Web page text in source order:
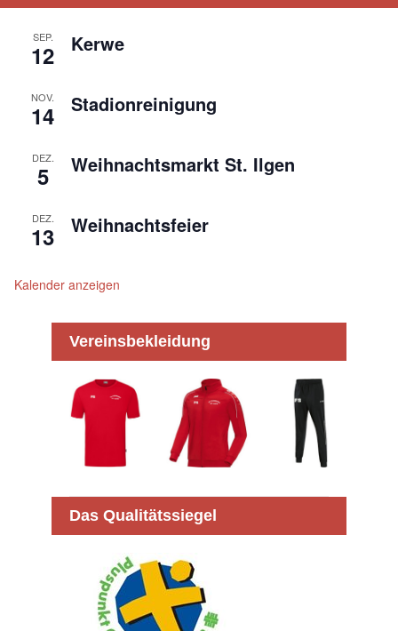
SEP.
12 Kerwe
NOV.
14 Stadionreinigung
DEZ.
5 Weihnachtsmarkt St. Ilgen
DEZ.
13 Weihnachtsfeier
Kalender anzeigen
Vereinsbekleidung
Das Qualitätssiegel